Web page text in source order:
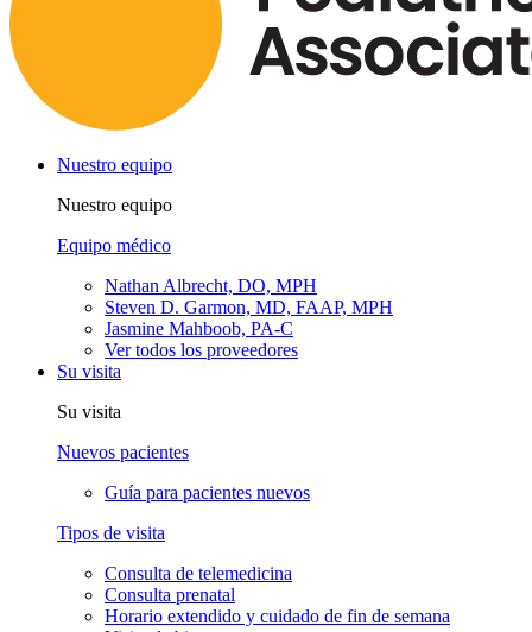
Nuestro equipo
Nuestro equipo
Equipo médico
Nathan Albrecht, DO, MPH
Steven D. Garmon, MD, FAAP, MPH
Jasmine Mahboob, PA-C
Ver todos los proveedores
Su visita
Su visita
Nuevos pacientes
Guía para pacientes nuevos
Tipos de visita
Consulta de telemedicina
Consulta prenatal
Horario extendido y cuidado de fin de semana